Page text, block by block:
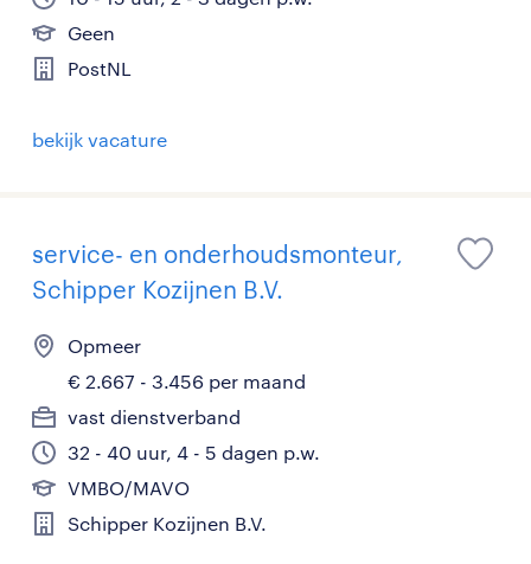
Geen
PostNL
bekijk vacature
service- en onderhoudsmonteur,
Schipper Kozijnen B.V.
Opmeer
€ 2.667 - 3.456 per maand
vast dienstverband
32 - 40 uur, 4 - 5 dagen p.w.
VMBO/MAVO
Schipper Kozijnen B.V.